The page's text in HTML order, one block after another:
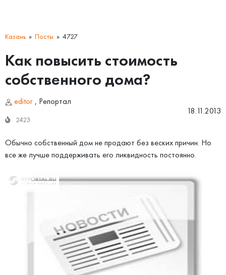
Казань Посты 4727
Как повысить стоимость
собственного дома?
editor , Репортал
18.11.2013
2423
Обычно собственный дом не продают без веских причин. Но
все же лучше поддерживать его ликвидность постоянно.